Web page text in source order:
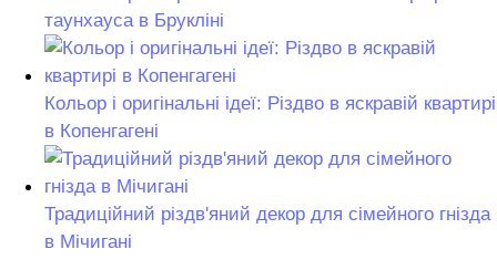
таунхауса в Брукліні
Кольор і оригінальні ідеї: Різдво в яскравій квартирі
в Копенгагені
Традиційний різдв'яний декор для сімейного гнізда
в Мічигані